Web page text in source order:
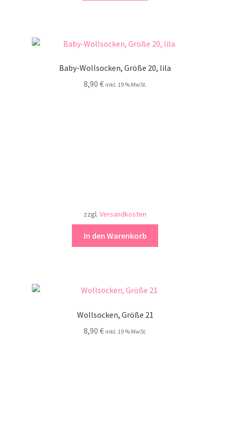
Baby-Wollsocken, Größe 20, lila
8,90 € inkl. 19 % MwSt.
zzgl. Versandkosten
In den Warenkorb
Wollsocken, Größe 21
8,90 € inkl. 19 % MwSt.